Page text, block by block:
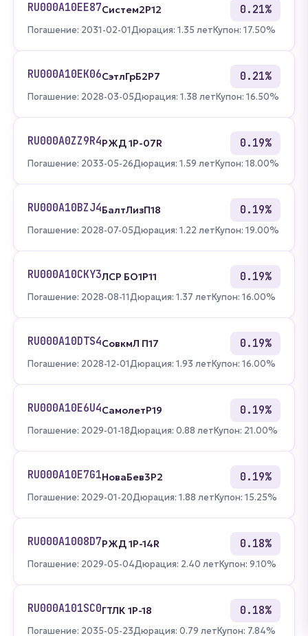
RU000A10EE87Систем2P12 0.21%
Погашение: 2031-02-01Дюрация: 1.35 летКупон: 17.50%
RU000A10EK06СэтлГрБ2P7 0.21%
Погашение: 2028-03-05Дюрация: 1.38 летКупон: 16.50%
RU000A0ZZ9R4РЖД 1Р-07R 0.19%
Погашение: 2033-05-26Дюрация: 1.59 летКупон: 18.00%
RU000A10BZJ4БалтЛизП18 0.19%
Погашение: 2028-07-05Дюрация: 1.22 летКупон: 19.00%
RU000A10CKY3ЛСР БО1Р11 0.19%
Погашение: 2028-08-11Дюрация: 1.37 летКупон: 16.00%
RU000A10DTS4СовкмЛ П17 0.19%
Погашение: 2028-12-01Дюрация: 1.93 летКупон: 16.00%
RU000A10E6U4СамолетP19 0.19%
Погашение: 2029-01-18Дюрация: 0.88 летКупон: 21.00%
RU000A10E7G1НоваБев3Р2 0.19%
Погашение: 2029-01-20Дюрация: 1.88 летКупон: 15.25%
RU000A1008D7РЖД 1Р-14R 0.18%
Погашение: 2029-05-04Дюрация: 2.40 летКупон: 9.10%
RU000A101SC0ГТЛК 1P-18 0.18%
Погашение: 2035-05-23Дюрация: 0.79 летКупон: 7.84%